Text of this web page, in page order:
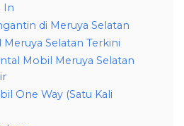
In
di Meruya Selatan
Selatan Terkini
Mobil Meruya Selatan
One Way (Satu Kali